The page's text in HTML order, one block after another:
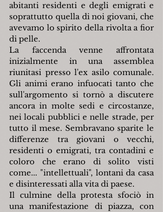
abitanti residenti e degli emigrati e
soprattutto quella di noi giovani, che
avevamo lo spirito della rivolta a fior
di pelle.
La faccenda venne affrontata
inizialmente in una assemblea
riunitasi presso l'ex asilo comunale.
Gli animi erano infuocati tanto che
sull'argomento si tornò a discutere
ancora in molte sedi e circostanze,
nei locali pubblici e nelle strade, per
tutto il mese. Sembravano sparite le
differenze tra giovani o vecchi,
residenti o emigrati, tra contadini e
coloro che erano di solito visti
come... "intellettuali", lontani da casa
e disinteressati alla vita di paese.
Il culmine della protesta sfociò in
una manifestazione di piazza, con